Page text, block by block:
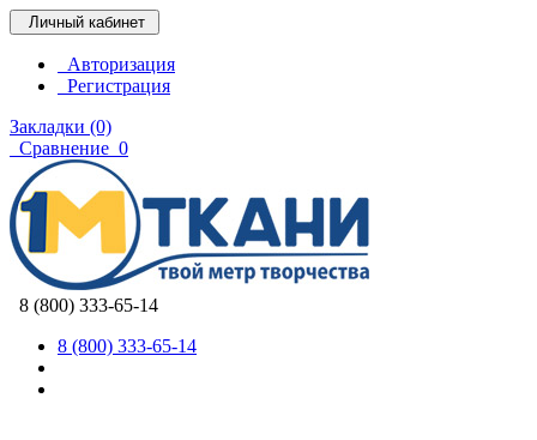
Личный кабинет
Авторизация
Регистрация
Закладки (0)
Сравнение 0
8 (800) 333-65-14
8 (800) 333-65-14